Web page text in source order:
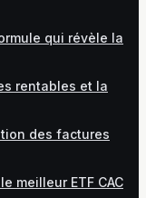
qui révèle la
rentables et la
des factures
meilleur ETF CAC